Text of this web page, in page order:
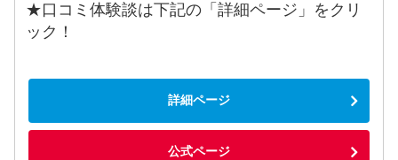
★口コミ体験談は下記の「詳細ページ」をクリ
ック！
詳細ページ
公式ページ